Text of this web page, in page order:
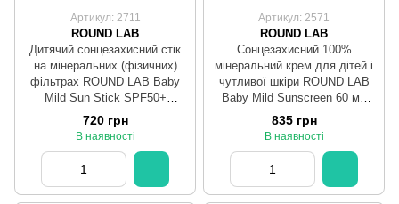
Артикул: 2711
ROUND LAB
Дитячий сонцезахисний стік
на мінеральних (фізичних)
фільтрах ROUND LAB Baby
Mild Sun Stick SPF50+
PA++++, 21 г
720 грн
В наявності
Артикул: 2571
ROUND LAB
Сонцезахисний 100%
мінеральний крем для дітей і
чутливої шкіри ROUND LAB
Baby Mild Sunscreen 60 мл
(фізичні фільтри)
835 грн
В наявності